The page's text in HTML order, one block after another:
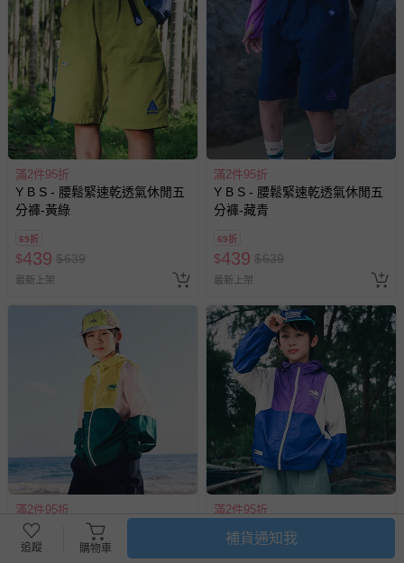
滿2件95折
Y B S - 腰鬆緊速乾透氣休閒五
分褲-黃綠
69折
$439 $639
最新上架
滿2件95折
Y B S - 腰鬆緊速乾透氣休閒五
分褲-藏青
69折
$439 $639
最新上架
滿2件95折
Y B S - 防潑水速乾連帽防曬外
套-墨綠x綠
滿2件95折
Y B S - 防潑水速乾連帽防曬外
套-藍x紫
追蹤 購物車
補貨通知我